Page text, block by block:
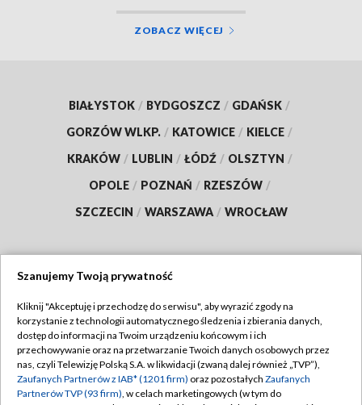
ZOBACZ WIĘCEJ
BIAŁYSTOK / BYDGOSZCZ / GDAŃSK /
GORZÓW WLKP. / KATOWICE / KIELCE /
KRAKÓW / LUBLIN / ŁÓDŹ / OLSZTYN /
OPOLE / POZNAŃ / RZESZÓW /
SZCZECIN / WARSZAWA / WROCŁAW
TVP
Abonament TVP
Emisja w TVP
Regulamin TVP
Polityka prywatności
Szanujemy Twoją prywatność
Kliknij "Akceptuję i przechodzę do serwisu", aby wyrazić zgody na
korzystanie z technologii automatycznego śledzenia i zbierania danych,
dostęp do informacji na Twoim urządzeniu końcowym i ich
przechowywanie oraz na przetwarzanie Twoich danych osobowych przez
nas, czyli Telewizję Polską S.A. w likwidacji (zwaną dalej również „TVP”),
Zaufanych Partnerów z IAB* (1201 firm) oraz pozostałych Zaufanych
Partnerów TVP (93 firm), w celach marketingowych (w tym do